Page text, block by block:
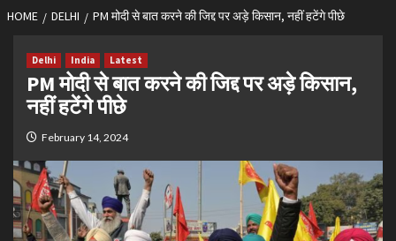
HOME DELHI PM मोदी से बात करने की जिद्द पर अड़े किसान, नहीं हटेंगे पीछे
Delhi India Latest
PM मोदी से बात करने की जिद्द पर अड़े किसान,
नहीं हटेंगे पीछे
February 14, 2024